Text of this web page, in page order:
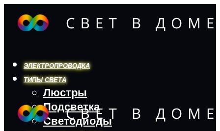
ЭЛЕКТРОПРОВОДКА
ТИПЫ СВЕТА
Люстры
Подсветка
Светодиоды